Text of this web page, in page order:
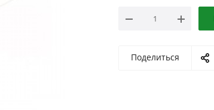
Поделиться